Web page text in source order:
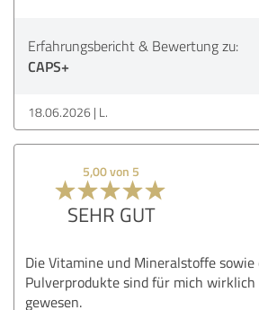
Erfahrungsbericht & Bewertung zu:
CAPS+
18.06.2026 L.
5,00 von 5
SEHR GUT
Die Vitamine und Mineralstoffe sowie
Pulverprodukte sind für mich wirklich
gewesen.